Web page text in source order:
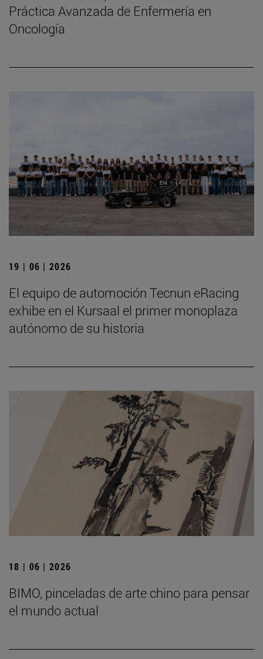
Práctica Avanzada de Enfermería en
Oncología
19 | 06 | 2026
El equipo de automoción Tecnun eRacing
exhibe en el Kursaal el primer monoplaza
autónomo de su historia
18 | 06 | 2026
BIMO, pinceladas de arte chino para pensar
el mundo actual